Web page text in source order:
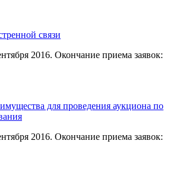
связи
2016. Окончание приема заявок:
для проведения аукциона по
2016. Окончание приема заявок: